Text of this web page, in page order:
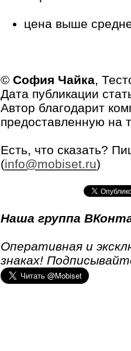
цена выше
© София Чайка,
Дата публикации
Автор благодарит
предоставленную на
Есть, что сказать?
(info@mobiset.ru)
Наша группа
Оперативная и
знаках!